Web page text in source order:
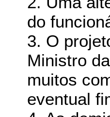
do
3. O
Ministro
muitos
eventual